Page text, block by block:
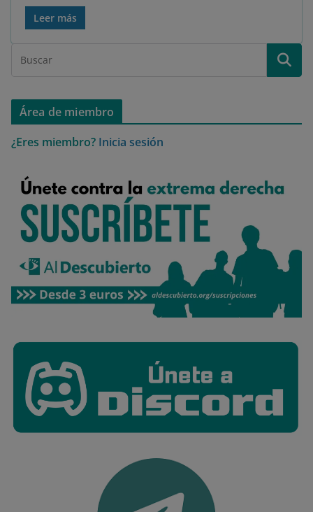
Leer más
Área de miembro
¿Eres miembro? Inicia sesión